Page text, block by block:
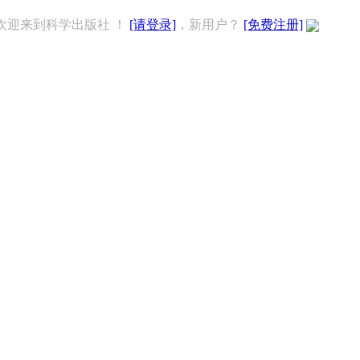
迎来到科学出版社 ！ [请登录] ，新用户？ [免费注册]